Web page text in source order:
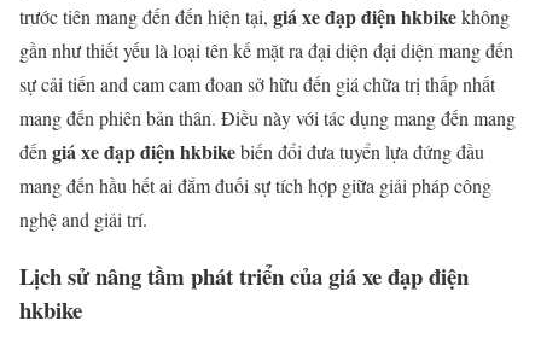
trước tiên mang đến đến hiện tại, giá xe đạp điện hkbikekhông
gần như thiết yếu là loại tên kế mặt ra đại diện đại diện mang đến
sự cải tiến and cam cam đoan sở hữu đến giá chữa trị thấp nhất
mang đến phiên bản thân. Điều này với tác dụng mang đến mang
đến giá xe đạp điện hkbikebiến đổi đưa tuyển lựa đứng đầu
mang đến hầu hết ai đắm đuối sự tích hợp giữa giải pháp công
nghệ and giải trí.
Lịch sử nâng tầm phát triển của giá xe đạp điện
hkbike